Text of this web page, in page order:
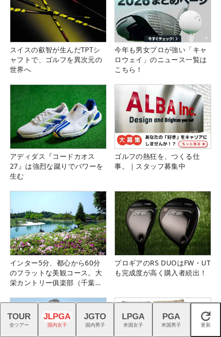
スイスの叡智が生んだTPTシ
ャフトで、ゴルフを異次元の
世界へ
今年も男女プロが強い「キャ
ロウェイ」のニュース一覧は
こちら！
アディダス『コードカオス
27』は強烈な蹴りでパワーを
生む
ゴルフの熱狂を、つくる仕
事。｜スタッフ募集中
インター5分、都心から60分
のフラットな美観コース。大
栄カントリー俱楽部（千葉
プロギアのRS DUOはFW・UT
も完成度が高く購入者続出！
閉じる
TOUR
全ツアー
JLPGA
国内女子
JGTO
国内男子
LPGA
米国女子
PGA
米国男子 更新